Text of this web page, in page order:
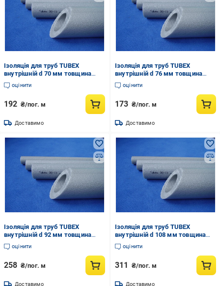
Ізоляція для труб TUBEX
внутрішній d 70 мм товщина
стінки 20 мм (837997643)
оцінити
192 ₴/пог. м
Доставимо
Ізоляція для труб TUBEX
внутрішній d 76 мм товщина
стінки 15 мм (837240611)
оцінити
173 ₴/пог. м
Доставимо
Ізоляція для труб TUBEX
внутрішній d 92 мм товщина
стінки 15 мм (837247440)
оцінити
258 ₴/пог. м
Доставимо
Ізоляція для труб TUBEX
внутрішній d 108 мм товщина
стінки 15 мм (837257174)
оцінити
311 ₴/пог. м
Доставимо